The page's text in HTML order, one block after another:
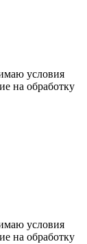
условия
на обработку
условия
на обработку